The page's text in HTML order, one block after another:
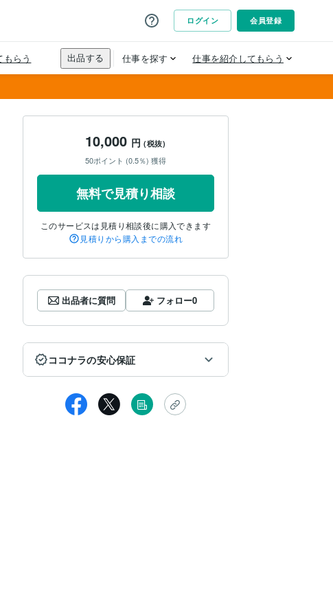
10,000 円(税抜)
50ポイント (0.5％) 獲得
無料で見積り相談
このサービスは見積り相談後に購入できます
見積りから購入までの流れ
出品者に質問 フォロー0
ココナラの安心保証